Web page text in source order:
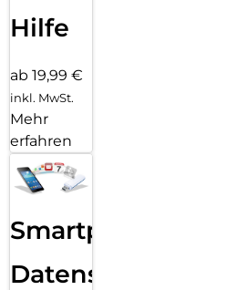
Hilfe
ab 19,99 €
inkl. MwSt.
Mehr
erfahren
Smartphone
Datensicherung